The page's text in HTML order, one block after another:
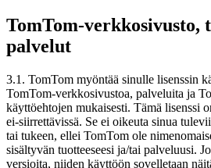
TomTom-verkkosivusto,
palvelut
3.1. TomTom myöntää sinulle lisenssin
TomTom-verkkosivustoa, palveluita ja
käyttöehtojen mukaisesti. Tämä lisenssi
ei‑siirrettävissä. Se ei oikeuta sinua
tai tukeen, ellei TomTom ole
sisältyvän tuotteeseesi ja/tai palveluusi.
versioita, niiden käyttöön sovelletaan